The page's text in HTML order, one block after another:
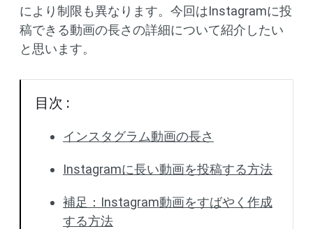
により制限も異なります。今回はInstagramに投
稿できる動画の長さの詳細について紹介したい
と思います。
目次 :
インスタグラム動画の長さ
Instagramに長い動画を投稿する方法
補足：Instagram動画をすばやく作成
する方法